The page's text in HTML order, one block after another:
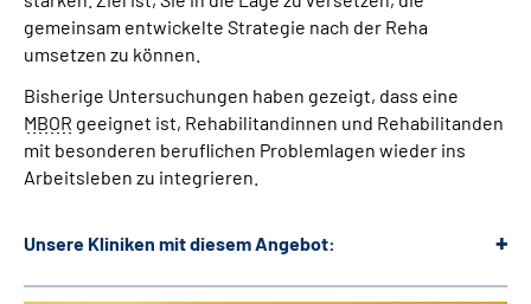
gemeinsam entwickelte Strategie nach der Reha
umsetzen zu können.
Bisherige Untersuchungen haben gezeigt, dass eine
MBOR geeignet ist, Rehabilitandinnen und Rehabilitanden
mit besonderen beruflichen Problemlagen wieder ins
Arbeitsleben zu integrieren.
Unsere Kliniken mit diesem Angebot: